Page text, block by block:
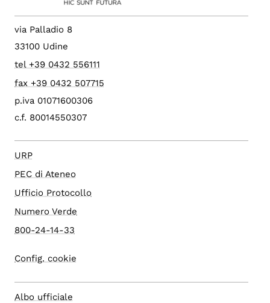
via Palladio 8
33100 Udine
tel +39 0432 556111
fax +39 0432 507715
p.iva 01071600306
c.f. 80014550307
URP
PEC di Ateneo
Ufficio Protocollo
Numero Verde
800-24-14-33
Config. cookie
Albo ufficiale